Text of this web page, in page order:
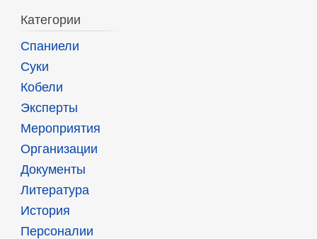
Категории
Спаниели
Суки
Кобели
Эксперты
Мероприятия
Организации
Документы
Литература
История
Персоналии